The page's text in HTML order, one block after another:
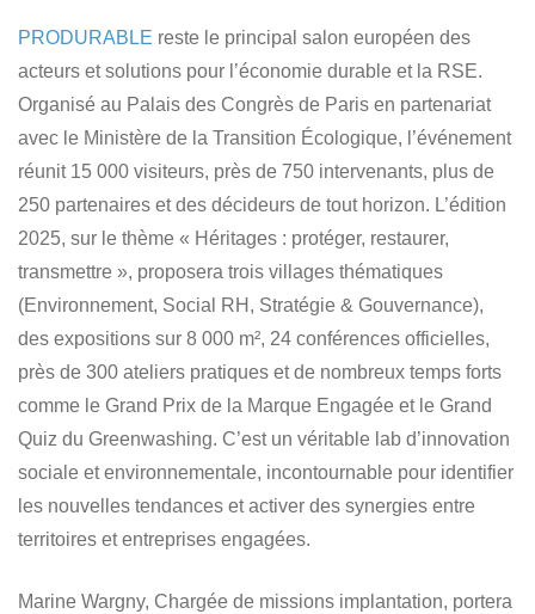
PRODURABLE reste le principal salon européen des
acteurs et solutions pour l’économie durable et la RSE.
Organisé au Palais des Congrès de Paris en partenariat
avec le Ministère de la Transition Écologique, l’événement
réunit 15 000 visiteurs, près de 750 intervenants, plus de
250 partenaires et des décideurs de tout horizon. L’édition
2025, sur le thème « Héritages : protéger, restaurer,
transmettre », proposera trois villages thématiques
(Environnement, Social RH, Stratégie & Gouvernance),
des expositions sur 8 000 m², 24 conférences officielles,
près de 300 ateliers pratiques et de nombreux temps forts
comme le Grand Prix de la Marque Engagée et le Grand
Quiz du Greenwashing. C’est un véritable lab d’innovation
sociale et environnementale, incontournable pour identifier
les nouvelles tendances et activer des synergies entre
territoires et entreprises engagées.
Marine Wargny, Chargée de missions implantation, portera